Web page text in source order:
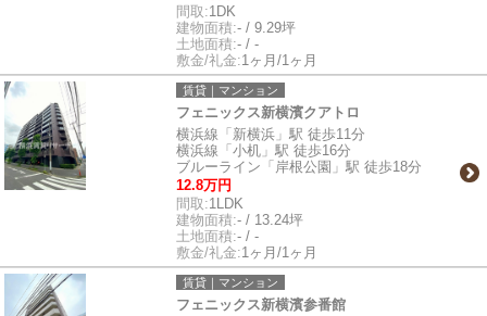
間取:1DK
建物面積:- / 9.29坪
土地面積:- / -
敷金/礼金:1ヶ月/1ヶ月
賃貸｜マンション
フェニックス新横濱クアトロ
横浜線「新横浜」駅 徒歩11分
横浜線「小机」駅 徒歩16分
ブルーライン「岸根公園」駅 徒歩18分
12.8万円
間取:1LDK
建物面積:- / 13.24坪
土地面積:- / -
敷金/礼金:1ヶ月/1ヶ月
賃貸｜マンション
フェニックス新横濱参番館